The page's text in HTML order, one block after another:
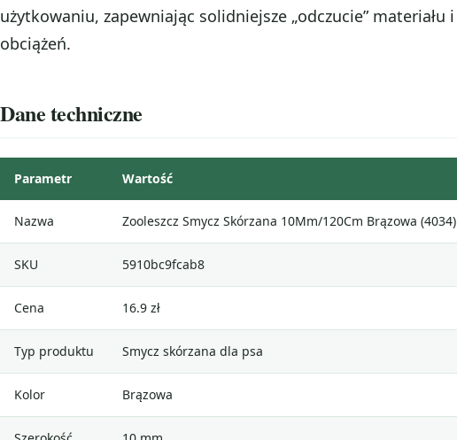
użytkowaniu, zapewniając solidniejsze „odczucie” materiału
obciążeń.
Dane techniczne
Parametr Wartość
Nazwa Zooleszcz Smycz Skórzana 10Mm/120Cm Brązowa (4034)
SKU 5910bc9fcab8
Cena 16.9 zł
Typ produktu Smycz skórzana dla psa
Kolor Brązowa